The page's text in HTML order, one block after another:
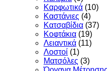
Καρφωτικά (10)
Καστάνιες (4)
Κατσαβίδια (37)
Κοφτάκια (19)
Λειαντικά (11)
Λοστοί (1)
Ματσόλες (3)